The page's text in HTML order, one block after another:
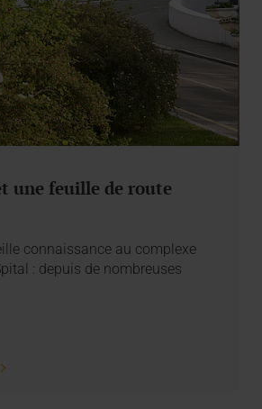
une feuille de route
connaissance au complexe
: depuis de nombreuses